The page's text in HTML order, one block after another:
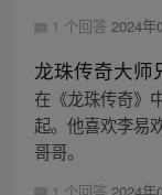
1 个回答 2024年
龙珠传奇大师
在《龙珠传奇》
起。他喜欢李易
哥哥。
1 个回答 2024年